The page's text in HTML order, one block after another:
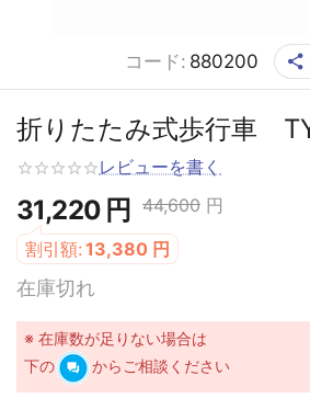
コード: 880200
折りたたみ式歩行車
レビューを書く
31,220 円 44,600 円
割引額: 13,380 円
在庫切れ
※ 在庫数が足りない場合は
下の
からご相談ください